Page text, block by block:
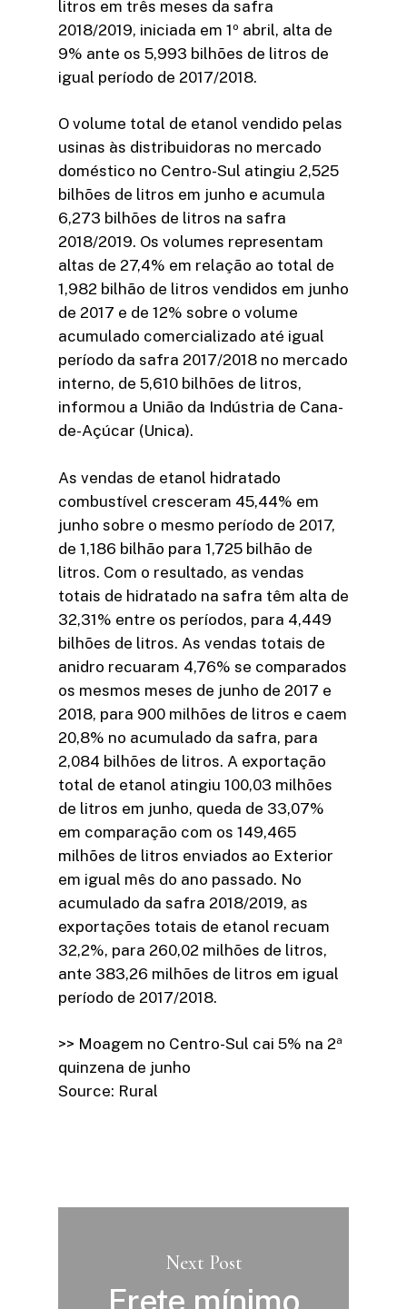
litros em três meses da safra
2018/2019, iniciada em 1º abril, alta de
9% ante os 5,993 bilhões de litros de
igual período de 2017/2018.
O volume total de etanol vendido pelas
usinas às distribuidoras no mercado
doméstico no Centro-Sul atingiu 2,525
bilhões de litros em junho e acumula
6,273 bilhões de litros na safra
2018/2019. Os volumes representam
altas de 27,4% em relação ao total de
1,982 bilhão de litros vendidos em junho
de 2017 e de 12% sobre o volume
acumulado comercializado até igual
período da safra 2017/2018 no mercado
interno, de 5,610 bilhões de litros,
informou a União da Indústria de Cana-
de-Açúcar (Unica).
As vendas de etanol hidratado
combustível cresceram 45,44% em
junho sobre o mesmo período de 2017,
de 1,186 bilhão para 1,725 bilhão de
litros. Com o resultado, as vendas
totais de hidratado na safra têm alta de
32,31% entre os períodos, para 4,449
bilhões de litros. As vendas totais de
anidro recuaram 4,76% se comparados
os mesmos meses de junho de 2017 e
2018, para 900 milhões de litros e caem
20,8% no acumulado da safra, para
2,084 bilhões de litros. A exportação
total de etanol atingiu 100,03 milhões
de litros em junho, queda de 33,07%
em comparação com os 149,465
milhões de litros enviados ao Exterior
em igual mês do ano passado. No
acumulado da safra 2018/2019, as
exportações totais de etanol recuam
32,2%, para 260,02 milhões de litros,
ante 383,26 milhões de litros em igual
período de 2017/2018.
>> Moagem no Centro-Sul cai 5% na 2ª
quinzena de junho
Source: Rural
Next Post
Frete mínimo